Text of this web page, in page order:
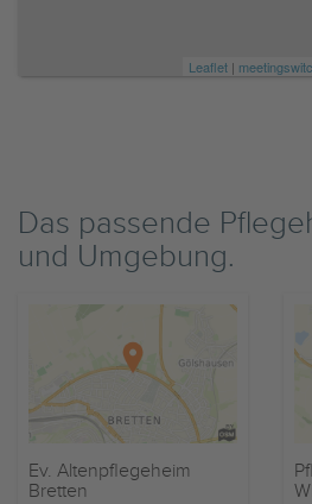
Leaflet |
Das passende
und Umgebung.
Ev. Altenpflegeheim
Bretten